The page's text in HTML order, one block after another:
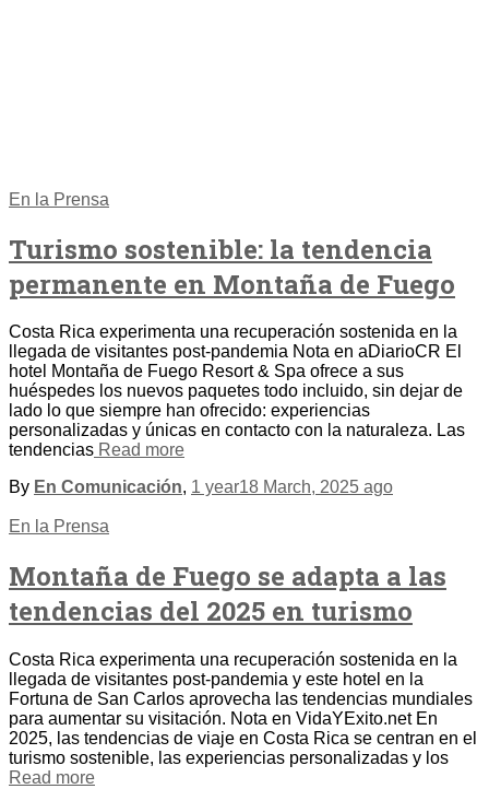
En la Prensa
Turismo sostenible: la tendencia
permanente en Montaña de Fuego
Costa Rica experimenta una recuperación sostenida en la
llegada de visitantes post-pandemia Nota en aDiarioCR El
hotel Montaña de Fuego Resort & Spa ofrece a sus
huéspedes los nuevos paquetes todo incluido, sin dejar de
lado lo que siempre han ofrecido: experiencias
personalizadas y únicas en contacto con la naturaleza. Las
tendencias Read more
By En Comunicación, 1 year18 March, 2025 ago
En la Prensa
Montaña de Fuego se adapta a las
tendencias del 2025 en turismo
Costa Rica experimenta una recuperación sostenida en la
llegada de visitantes post-pandemia y este hotel en la
Fortuna de San Carlos aprovecha las tendencias mundiales
para aumentar su visitación. Nota en VidaYExito.net En
2025, las tendencias de viaje en Costa Rica se centran en el
turismo sostenible, las experiencias personalizadas y los
Read more